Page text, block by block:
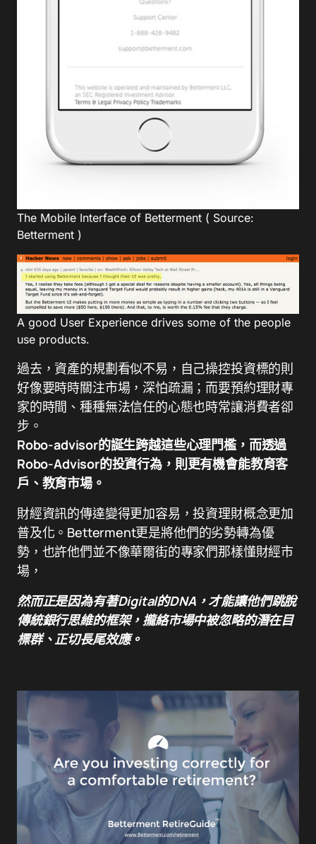
The Mobile Interface of Betterment ( Source:
Betterment )
A good User Experience drives some of the people
use products.
過去，資產的規劃看似不易，自己操控投資標的則
好像要時時關注市場，深怕疏漏；而要預約理財專
家的時間、種種無法信任的心態也時常讓消費者卻
步。
Robo-advisor的誕生跨越這些心理門檻，而透過
Robo-Advisor的投資行為，則更有機會能教育客
戶、教育市場。
財經資訊的傳達變得更加容易，投資理財概念更加
普及化。Betterment更是將他們的劣勢轉為優
勢，也許他們並不像華爾街的專家們那樣懂財經市
場，
然而正是因為有著Digital的DNA，才能讓他們跳脫
傳統銀行思維的框架，攏絡市場中被忽略的潛在目
標群、正切長尾效應。